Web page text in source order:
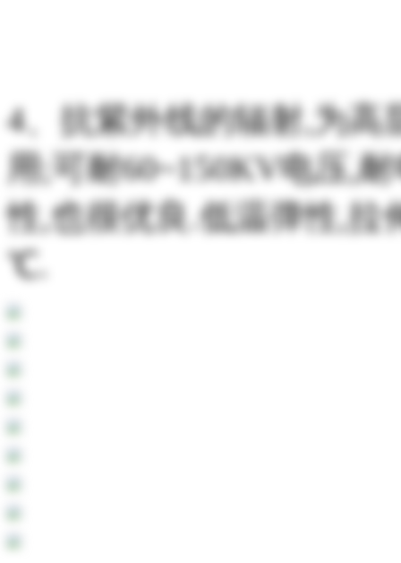
4、抗紫外线的辐射,为高
用;可耐60~150KV电压,
性,也很优良.低温弹性,拉
℃.